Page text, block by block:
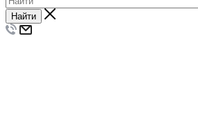
Найти